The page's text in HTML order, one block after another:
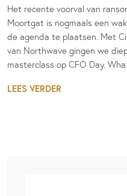
Het recente voorval van
Moortgat is nogmaals een
de agenda te plaatsen. Met
van Northwave gingen we
masterclass op CFO Day.
LEES VERDER